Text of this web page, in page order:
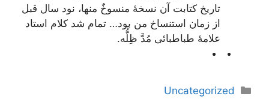
تاریخ کتابت آن نسخۀ منسوخٌ منها، نود سال قبل
از زمان استنساخ من بود… تمام شد کلام استاد
علامۀ طباطبائى مُدَّ ظِلُّه.
دسته‌ها
Uncategorized